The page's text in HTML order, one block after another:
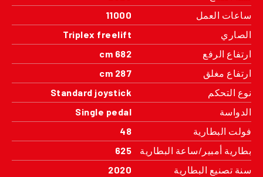
ساعات العمل
11000
الصاري
Triplex freelift
ارتفاع الرفع
682 cm
ارتفاع مغلق
287 cm
نوع التحكم
Standard joystick
الدواسة
Single pedal
فولت البطارية
48
بطارية أمبير/ساعة البطارية
625
سنة تصنيع البطارية
2020